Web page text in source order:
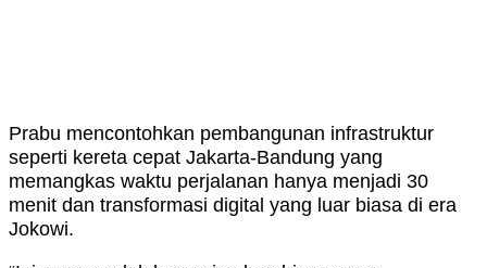
Prabu mencontohkan pembangunan infrastruktur
seperti kereta cepat Jakarta-Bandung yang
memangkas waktu perjalanan hanya menjadi 30
menit dan transformasi digital yang luar biasa di era
Jokowi.